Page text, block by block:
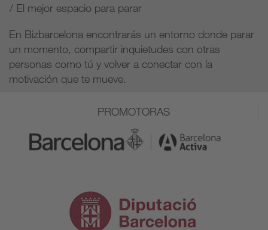
/ El mejor espacio para parar
En Bizbarcelona encontrarás un entorno donde parar
un momento, compartir inquietudes con otras
personas como tú y volver a conectar con la
motivación que te mueve.
PROMOTORAS